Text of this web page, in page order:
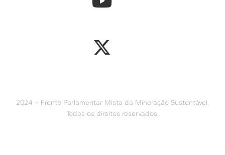
2024 – Frente Parlamentar Mista da Mineração Sustentável.
Todos os direitos reservados.